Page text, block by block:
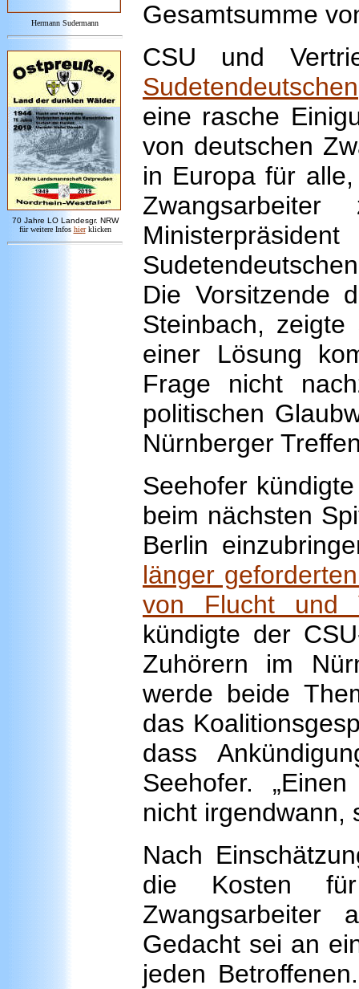
Hermann Sudermann
70 Jahre LO Landesgr. NRW
für weitere Infos hier klicken
Gesamtsumme
CSU und
Sudetendeutschen
eine rasche
von deutschen
in Europa für
Die Vorsitzende
Steinbach,
einer Lösung
Frage nicht
politischen
Nürnberger
Seehofer
beim nächsten
Berlin
länger
von Flucht und
kündigte der
Zuhörern im
werde beide
das
dass
Seehofer.
nicht irgendwann,
Nach
die Kosten für
Zwangsarbeiter
Gedacht sei an
jeden